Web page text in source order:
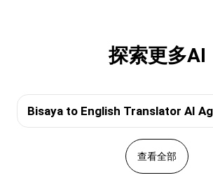
探索更多AI
Bisaya to English Translator AI
查看全部